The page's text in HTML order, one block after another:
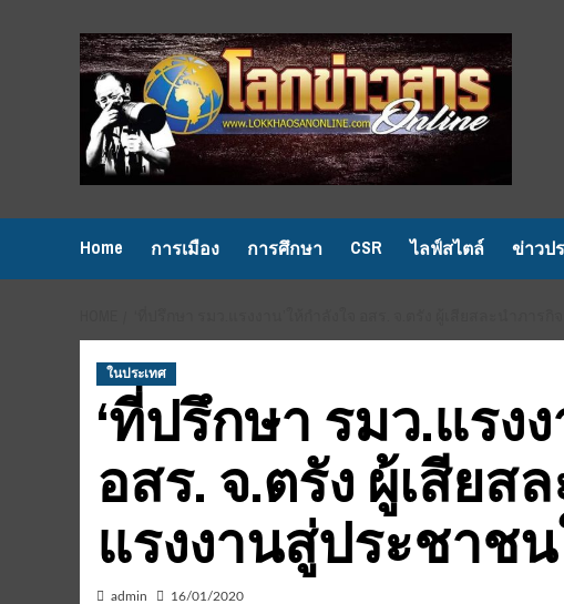
Home การเมือง การศึกษา CSR ไลฟ์สไตล์ ข่าวป
ในประเทศ
‘ที่ปรึกษา รมว.แรง
อสร. จ.ตรัง ผู้เสียส
แรงงานสู่ประชาช
admin 16/01/2020